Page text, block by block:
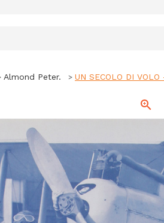
Almond Peter. UN SECOLO DI